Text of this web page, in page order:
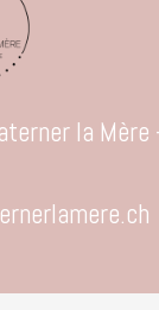
la Mère